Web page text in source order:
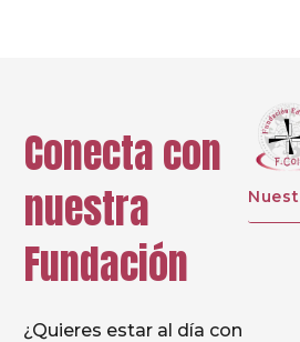
Conecta con
nuestra
Fundación
¿Quieres estar al día con